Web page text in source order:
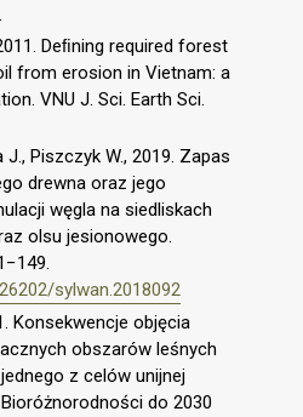
Deﬁning required forest
from erosion in Vietnam: a
VNU J. Sci. Earth Sci.
J., Piszczyk W., 2019. Zapas
drewna oraz jego
węgla na siedliskach
olsu jesionowego.
sylwan.2018092
Konsekwencje objęcia
obszarów leśnych
z celów unijnej
do 2030